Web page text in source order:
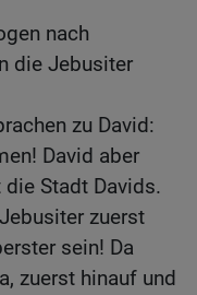
nach
die Jebusiter
zu David:
David aber
Stadt Davids.
zuerst
sein! Da
zuerst hinauf und